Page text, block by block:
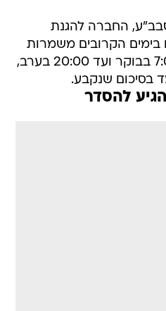
החברה להגנת
בימים הקרובים משמרות
מעקב באזור מהשעה 7:00 בבוקר ועד 20:00 בערב,
בסיכום שנקבע.
להסדר